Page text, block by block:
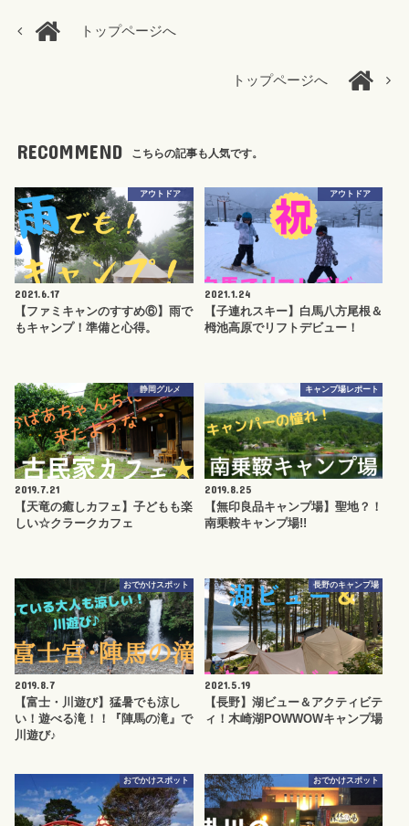
トップページへ
トップページへ
RECOMMEND こちらの記事も人気です。
アウトドア
2021.6.17
【ファミキャンのすすめ⑥】雨で
もキャンプ！準備と心得。
アウトドア
2021.1.24
【子連れスキー】白馬八方尾根＆
栂池高原でリフトデビュー！
静岡グルメ
2019.7.21
【天竜の癒しカフェ】子どもも楽
しい☆クラークカフェ
キャンプ場レポート
2019.8.25
【無印良品キャンプ場】聖地？！
南乗鞍キャンプ場!!
おでかけスポット
2019.8.7
【富士・川遊び】猛暑でも涼し
い！遊べる滝！！『陣馬の滝』で
川遊び♪
長野のキャンプ場
2021.5.19
【長野】湖ビュー＆アクティビテ
ィ！木崎湖POWWOWキャンプ場
おでかけスポット おでかけスポット